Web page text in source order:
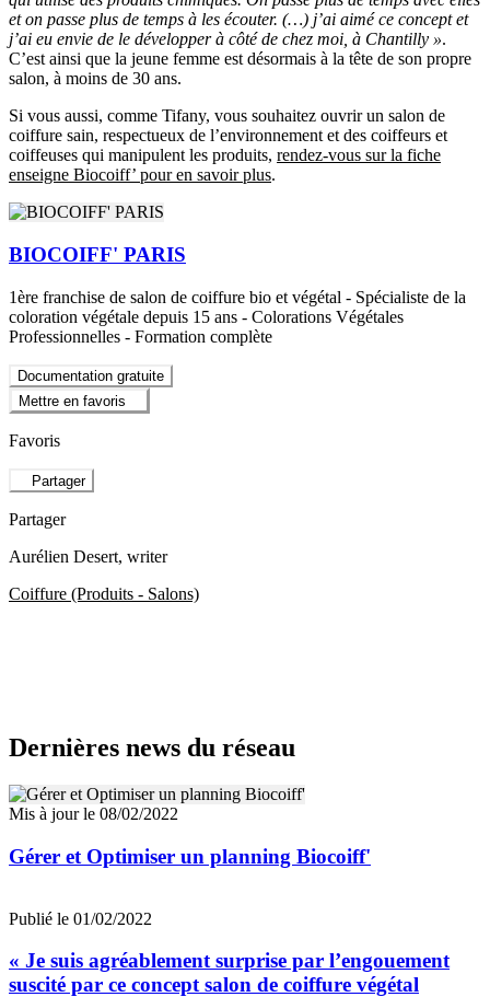
et on passe plus de temps à les écouter. (…) j’ai aimé ce concept et
j’ai eu envie de le développer à côté de chez moi, à Chantilly ».
C’est ainsi que la jeune femme est désormais à la tête de son propre
salon, à moins de 30 ans.
Si vous aussi, comme Tifany, vous souhaitez ouvrir un salon de
coiffure sain, respectueux de l’environnement et des coiffeurs et
coiffeuses qui manipulent les produits, rendez-vous sur la fiche
enseigne Biocoiff’ pour en savoir plus.
BIOCOIFF' PARIS
1ère franchise de salon de coiffure bio et végétal - Spécialiste de la
coloration végétale depuis 15 ans - Colorations Végétales
Professionnelles - Formation complète
Documentation gratuite
Mettre en favoris
Favoris
Partager
Partager
Aurélien Desert, writer
Coiffure (Produits - Salons)
Dernières news du réseau
Mis à jour le 08/02/2022
Gérer et Optimiser un planning Biocoiff'
Publié le 01/02/2022
« Je suis agréablement surprise par l’engouement
suscité par ce concept salon de coiffure végétal